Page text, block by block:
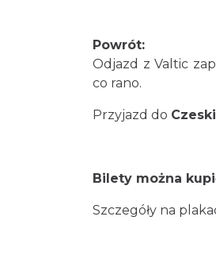
Powrót:
Odjazd z Valtic
co rano.
Przyjazd do
Bilety można
Szczegóły na